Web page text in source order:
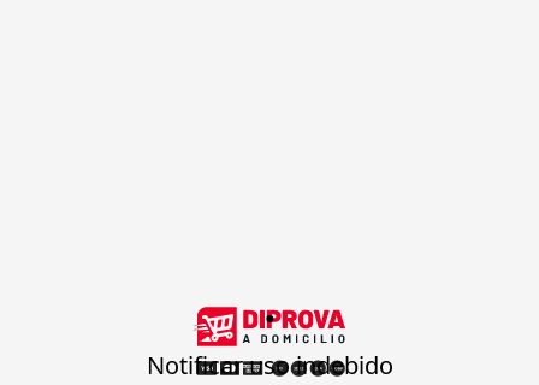
.
Notificar uso indebido